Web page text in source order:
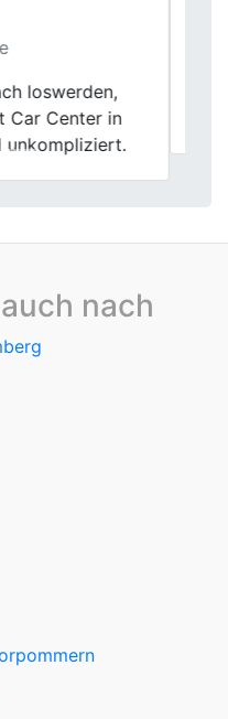
bin mehr als